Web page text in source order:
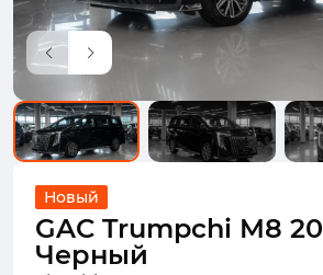
Новый
GAC Trumpchi M8
Черный